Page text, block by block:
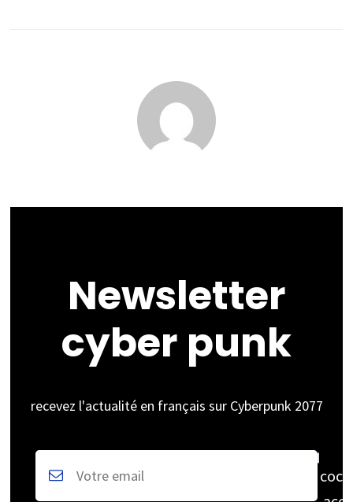
Newsletter
cyber punk
recevez l'actualité en français sur Cyberpunk 2077